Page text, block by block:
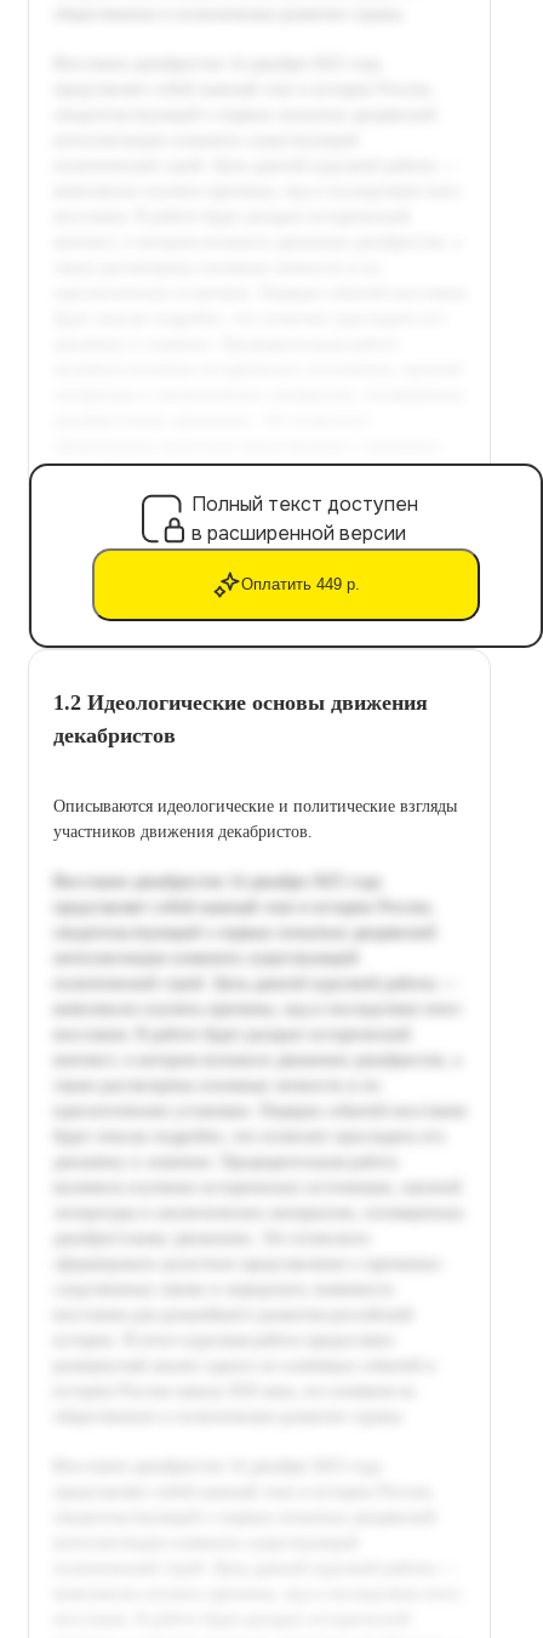
Полный текст доступен
в расширенной версии
Оплатить 449 р.
1.2 Идеологические основы движения
декабристов
Описываются идеологические и политические взгляды
участников движения декабристов.